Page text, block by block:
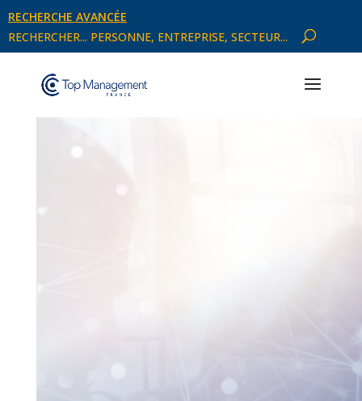
RECHERCHER... PERSONNE, ENTREPRISE, SECTEUR...
RECHERCHE AVANCÉE